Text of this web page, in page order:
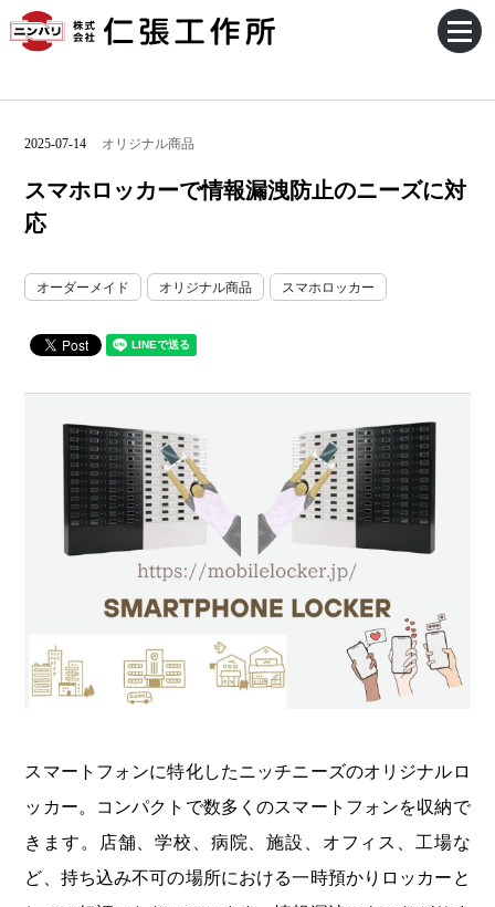
2025-07-14 オリジナル商品
スマホロッカーで情報漏洩防止のニーズに対
応
オーダーメイド オリジナル商品 スマホロッカー
スマートフォンに特化したニッチニーズのオリジナルロ
ッカー。コンパクトで数多くのスマートフォンを収納で
きます。店舗、学校、病院、施設、オフィス、工場な
ど、持ち込み不可の場所における一時預かりロッカーと